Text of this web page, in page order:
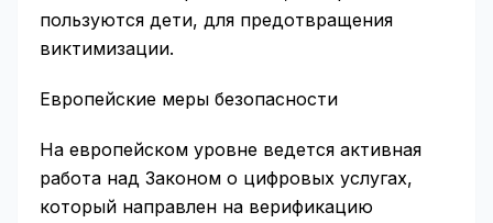
пользуются дети, для предотвращения
виктимизации.
Европейские меры безопасности
На европейском уровне ведется активная
работа над Законом о цифровых услугах,
который направлен на верификацию